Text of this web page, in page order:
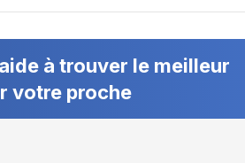
à trouver le meilleur
votre proche